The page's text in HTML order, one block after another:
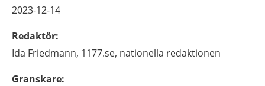
2023-12-14
Redaktör:
Ida Friedmann, 1177.se, nationella redaktionen
Granskare: